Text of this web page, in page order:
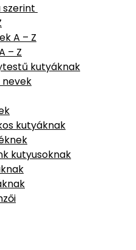
szerint
A – Z
– Z
kutyáknak
kutyáknak
kutyusoknak